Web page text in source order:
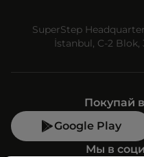
SuperStep
İstanbul, C-2 Blok,
Покупай
Google Play
Мы в